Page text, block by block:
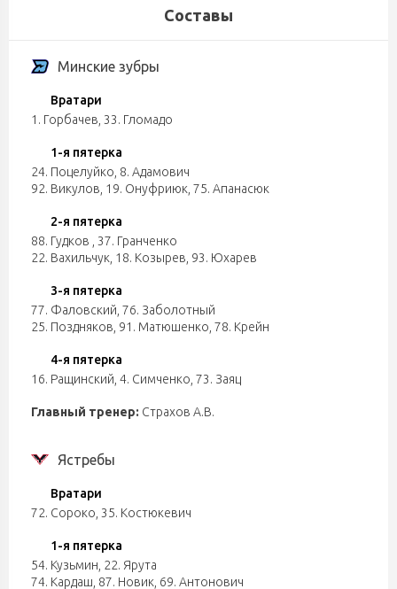
Составы
Минские зубры
Вратари
1. Горбачев 33. Гломадо
1-я пятерка
24. Поцелуйко 8. Адамович
92. Викулов 19. Онуфриюк 75. Апанасюк
2-я пятерка
88. Гудков
37. Гранченко
22. Вахильчук 18. Козырев 93. Юхарев
3-я пятерка
77. Фаловский 76. Заболотный
25. Поздняков 91. Матюшенко 78. Крейн
4-я пятерка
16. Ращинский 4. Симченко 73. Заяц
Главный тренер: Страхов А.В.
Ястребы
Вратари
72. Сороко 35. Костюкевич
1-я пятерка
54. Кузьмин 22. Ярута
74. Кардаш 87. Новик 69. Антонович